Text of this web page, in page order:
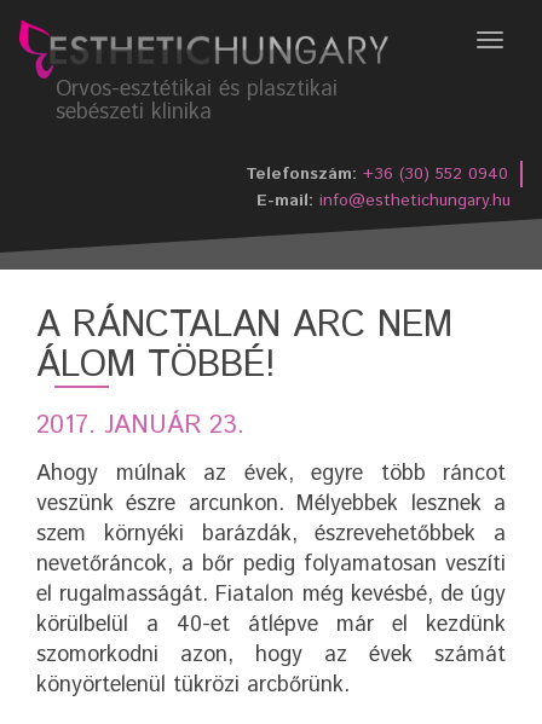
Menü
Orvos-esztétikai és plasztikai
sebészeti klinika
Telefonszám: +36 (30) 552 0940
E-mail: info@esthetichungary.hu
A RÁNCTALAN ARC NEM
ÁLOM TÖBBÉ!
2017. JANUÁR 23.
Ahogy múlnak az évek, egyre több ráncot
veszünk észre arcunkon. Mélyebbek lesznek a
szem környéki barázdák, észrevehetőbbek a
nevetőráncok, a bőr pedig folyamatosan veszíti
el rugalmasságát. Fiatalon még kevésbé, de úgy
körülbelül a 40-et átlépve már el kezdünk
szomorkodni azon, hogy az évek számát
könyörtelenül tükrözi arcbőrünk.